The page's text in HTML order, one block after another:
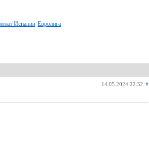
Испании Евролига
14.05.2024 22:32 #